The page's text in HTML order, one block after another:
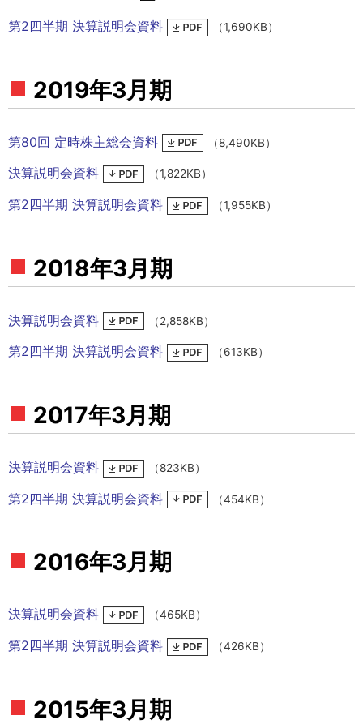
第2四半期 決算説明会資料 （1,690KB）
2019年3月期
第80回 定時株主総会資料 （8,490KB）
決算説明会資料 （1,822KB）
第2四半期 決算説明会資料 （1,955KB）
2018年3月期
決算説明会資料 （2,858KB）
第2四半期 決算説明会資料 （613KB）
2017年3月期
決算説明会資料 （823KB）
第2四半期 決算説明会資料 （454KB）
2016年3月期
決算説明会資料 （465KB）
第2四半期 決算説明会資料 （426KB）
2015年3月期